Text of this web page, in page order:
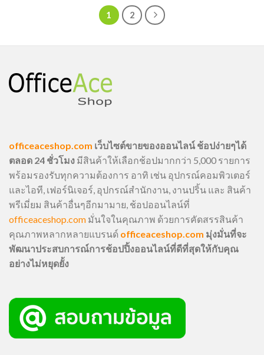
1 2
officeaceshop.com เว็บไซต์ขายของออนไลน์ ช้อปง่ายๆได้
ตลอด 24 ชั่วโมง มีสินค้าให้เลือกช้อปมากกว่า 5,000 รายการ
พร้อมรองรับทุกความต้องการ อาทิ เช่น อุปกรณ์คอมพิวเตอร์
และไอที, เฟอร์นิเจอร์, อุปกรณ์สำนักงาน, งานปริ้น และ สินค้า
พรีเมี่ยม สินค้าอื่นๆอีกมามาย, ช้อปออนไลน์ที่
officeaceshop.com มั่นใจในคุณภาพ ด้วยการคัดสรรสินค้า
คุณภาพหลากหลายแบรนด์ officeaceshop.com มุ่งมั่นที่จะ
พัฒนาประสบการณ์การช้อปปิ้งออนไลน์ที่ดีที่สุดให้กับคุณ
อย่างไม่หยุดยั้ง